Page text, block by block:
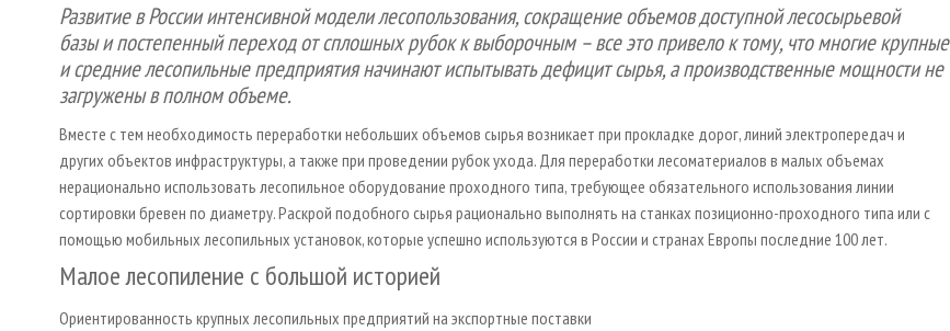
Развитие в России интенсивной модели лесопользования, сокращение объемов доступной лесосырьевой
базы и постепенный переход от сплошных рубок к выборочным – все это привело к тому, что многие крупные
и средние лесопильные предприятия начинают испытывать дефицит сырья, а производственные мощности не
загружены в полном объеме.
Вместе с тем необходимость переработки небольших объемов сырья возникает при прокладке дорог, линий электропередач и
других объектов инфраструктуры, а также при проведении рубок ухода. Для переработки лесоматериалов в малых объемах
нерационально использовать лесопильное оборудование проходного типа, требующее обязательного использования линии
сортировки бревен по диаметру. Раскрой подобного сырья рационально выполнять на станках позиционно-проходного типа или с
помощью мобильных лесопильных установок, которые успешно используются в России и странах Европы последние 100 лет.
Малое лесопиление с большой историей
Ориентированность крупных лесопильных предприятий на экспортные поставки